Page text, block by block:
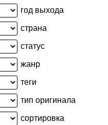
год выхода
страна
статус
жанр
теги
тип оригинала
сортировка